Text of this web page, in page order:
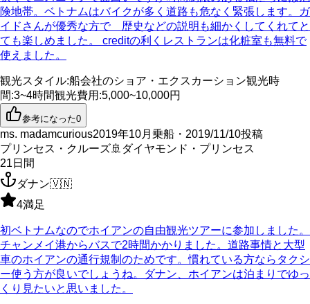
険地帯。ベトナムはバイクが多く道路も危なく緊張します。ガ
イドさんが優秀な方で 歴史などの説明も細かくしてくれてと
ても楽しめました。 creditの利くレストランは化粧室も無料で
使えました。
観光スタイル:船会社のショア・エクスカーション観光時
間:3~4時間観光費用 :5,000~10,000円
参考になった0
ms. madamcurious2019年10月乗船・2019/11/10投稿
プリンセス・クルーズ🚢 ダイヤモンド・プリンセス
21 日間
ダナン🇻🇳
4満足
初ベトナムなのでホイアンの自由観光ツアーに参加しました。
チャンメイ港からバスで2時間かかりました。道路事情と大型
車のホイアンの通行規制のためです。慣れている方ならタクシ
ー使う方が良いでしょうね。ダナン、ホイアンは泊まりでゆっ
くり見たいと思いました。